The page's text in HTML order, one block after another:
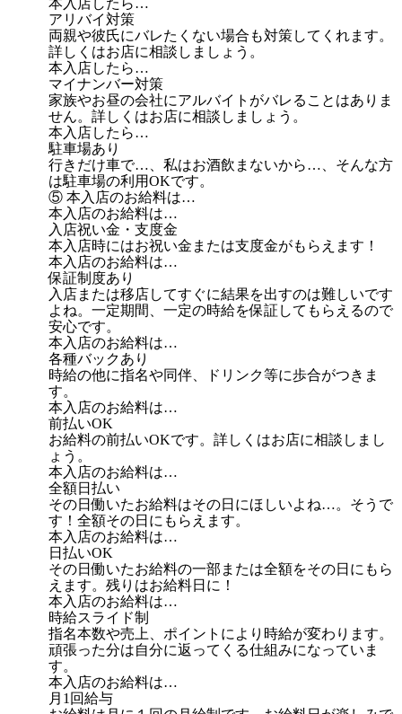
アリバイ対策
両親や彼氏にバレたくない場合も対策してくれます。
詳しくはお店に相談しましょう。
本入店したら…
マイナンバー対策
家族やお昼の会社にアルバイトがバレることはありま
せん。詳しくはお店に相談しましょう。
本入店したら…
駐車場あり
行きだけ車で…、私はお酒飲まないから…、そんな方
は駐車場の利用OKです。
⑤ 本入店のお給料は…
本入店のお給料は…
入店祝い金・支度金
本入店時にはお祝い金または支度金がもらえます！
本入店のお給料は…
保証制度あり
入店または移店してすぐに結果を出すのは難しいです
よね。一定期間、一定の時給を保証してもらえるので
安心です。
本入店のお給料は…
各種バックあり
時給の他に指名や同伴、ドリンク等に歩合がつきま
す。
本入店のお給料は…
前払いOK
お給料の前払いOKです。詳しくはお店に相談しまし
ょう。
本入店のお給料は…
全額日払い
その日働いたお給料はその日にほしいよね…。そうで
す！全額その日にもらえます。
本入店のお給料は…
日払いOK
その日働いたお給料の一部または全額をその日にもら
えます。残りはお給料日に！
本入店のお給料は…
時給スライド制
指名本数や売上、ポイントにより時給が変わります。
頑張った分は自分に返ってくる仕組みになっていま
す。
本入店のお給料は…
月1回給与